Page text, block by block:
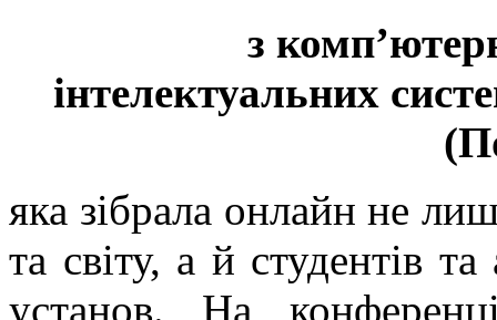
з
інтелектуальних
яка зібрала онлайн не
та світу, а й студентів
установ. На